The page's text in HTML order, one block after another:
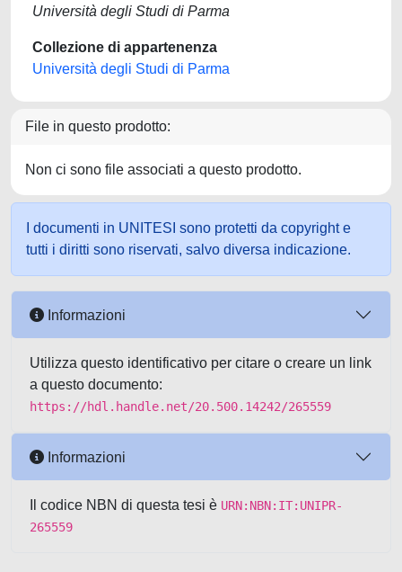
Università degli Studi di Parma
Collezione di appartenenza
Università degli Studi di Parma
File in questo prodotto:
Non ci sono file associati a questo prodotto.
I documenti in UNITESI sono protetti da copyright e
tutti i diritti sono riservati, salvo diversa indicazione.
Informazioni
Utilizza questo identificativo per citare o creare un link
a questo documento:
https://hdl.handle.net/20.500.14242/265559
Informazioni
Il codice NBN di questa tesi è URN:NBN:IT:UNIPR-
265559